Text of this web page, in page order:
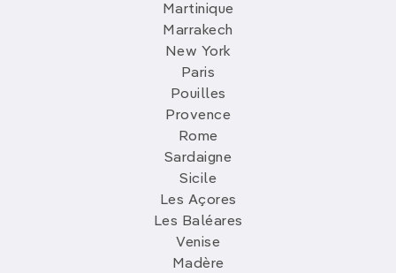
Martinique
Marrakech
New York
Paris
Pouilles
Provence
Rome
Sardaigne
Sicile
Les Açores
Les Baléares
Venise
Madère